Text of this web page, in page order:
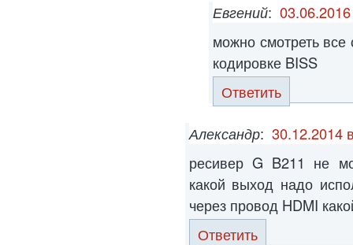
Евгений:
можно смотреть все
кодировке BISS
Ответить
Александр: 30.12.2014
ресивер G B211 не
какой выход надо
через провод HDMI
Ответить